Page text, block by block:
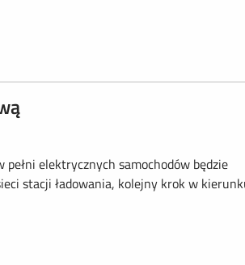
elektrycznych samochodów będzie
stacji ładowania, kolejny krok w